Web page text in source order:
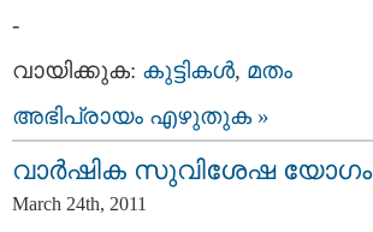
-
വായിക്കുക: കുട്ടികള്‍, മതം
അഭിപ്രായം എഴുതുക »
വാര്‍ഷിക സുവിശേഷ യോഗം
March 24th, 2011